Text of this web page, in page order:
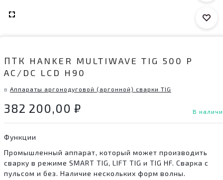
ПТК HANKER MULTIWAVE TIG 500 P
AC/DC LCD H90
в Аппараты аргонодуговой (аргонной) сварки TIG
382 200,00 ₽ В
Функции
Промышленный аппарат, который может производить
сварку в режиме SMART TIG, LIFT TIG и TIG HF. Сварка с
пульсом и без. Наличие нескольких форм волны.